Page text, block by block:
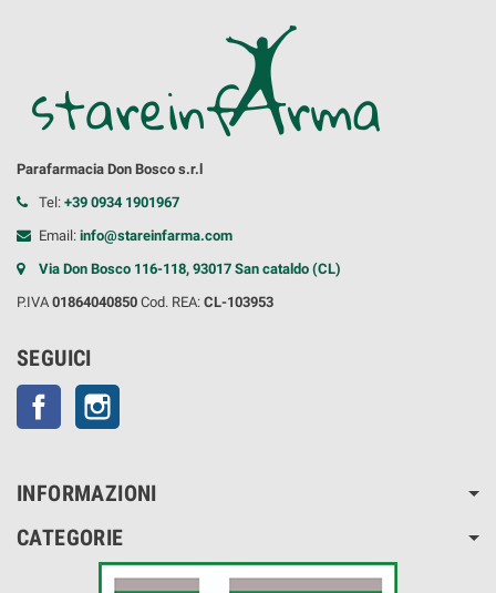
Parafarmacia Don Bosco s.r.l
Tel: +39 0934 1901967
Email: info@stareinfarma.com
Via Don Bosco 116-118, 93017 San cataldo (CL)
P.IVA 01864040850 Cod. REA: CL-103953
SEGUICI
Facebook
INFORMAZIONI
CATEGORIE